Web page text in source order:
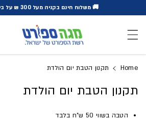
🚚 משלוח חינם בקניה מעל 300 ₪ על ביגוד והנעלה📦
Home תקנון הטבת יום הולדת
תקנון הטבת יום הולדת
הטבה בשווי 50 ש"ח בלבד